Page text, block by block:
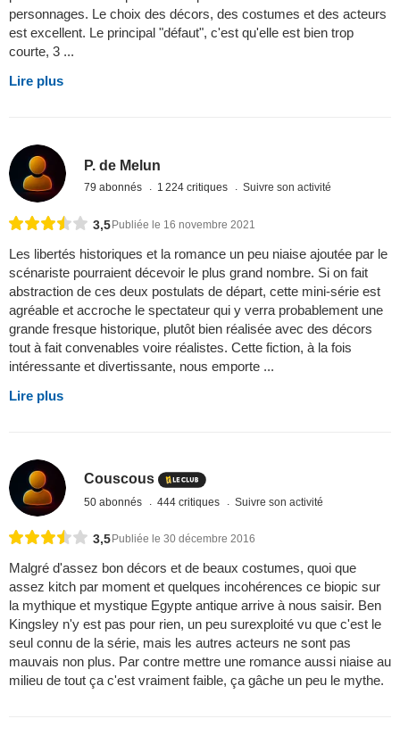
personnages. Le choix des décors, des costumes et des acteurs
est excellent. Le principal "défaut", c'est qu'elle est bien trop
courte, 3 ...
Lire plus
P. de Melun
79 abonnés 1 224 critiques Suivre son activité
3,5Publiée le 16 novembre 2021
Les libertés historiques et la romance un peu niaise ajoutée par le
scénariste pourraient décevoir le plus grand nombre. Si on fait
abstraction de ces deux postulats de départ, cette mini-série est
agréable et accroche le spectateur qui y verra probablement une
grande fresque historique, plutôt bien réalisée avec des décors
tout à fait convenables voire réalistes. Cette fiction, à la fois
intéressante et divertissante, nous emporte ...
Lire plus
Couscous
50 abonnés 444 critiques Suivre son activité
3,5 Publiée le 30 décembre 2016
Malgré d'assez bon décors et de beaux costumes, quoi que
assez kitch par moment et quelques incohérences ce biopic sur
la mythique et mystique Egypte antique arrive à nous saisir. Ben
Kingsley n'y est pas pour rien, un peu surexploité vu que c'est le
seul connu de la série, mais les autres acteurs ne sont pas
mauvais non plus. Par contre mettre une romance aussi niaise au
milieu de tout ça c'est vraiment faible, ça gâche un peu le mythe.